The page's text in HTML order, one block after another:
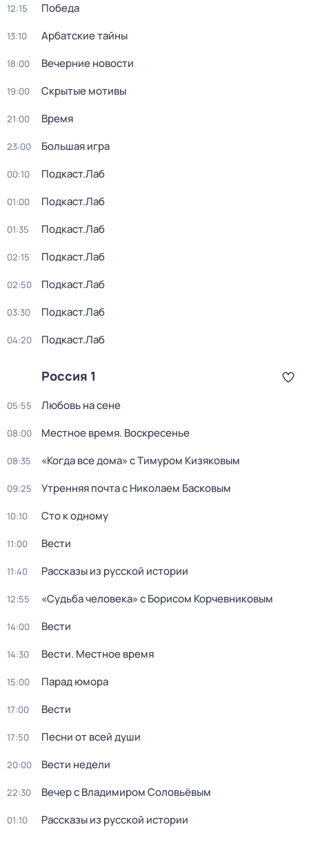
12:15 Победа
13:10 Арбатские тайны
18:00 Вечерние новости
19:00 Скрытые мотивы
21:00 Время
23:00 Большая игра
00:10 Подкаст.Лаб
01:00 Подкаст.Лаб
01:35 Подкаст.Лаб
02:15 Подкаст.Лаб
02:50 Подкаст.Лаб
03:30 Подкаст.Лаб
04:20 Подкаст.Лаб
Россия 1
05:55 Любовь на сене
08:00 Местное время. Воскресенье
08:35 «Когда все дома» с Тимуром Кизяковым
09:25 Утренняя почта с Николаем Басковым
10:10 Сто к одному
11:00 Вести
11:40 Рассказы из русской истории
12:55 «Судьба человека» с Борисом Корчевниковым
14:00 Вести
14:30 Вести. Местное время
15:00 Парад юмора
17:00 Вести
17:50 Песни от всей души
20:00 Вести недели
22:30 Вечер с Владимиром Соловьёвым
01:10 Рассказы из русской истории